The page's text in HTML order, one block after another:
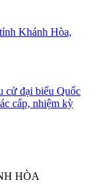
Khánh Hòa,
cử đại biểu Quốc
cấp, nhiệm kỳ
HÒA